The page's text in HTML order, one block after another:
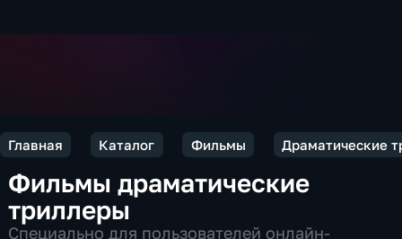
Главная Каталог Фильмы Драматические
Фильмы драматические
триллеры
Специально для пользователей онлайн-